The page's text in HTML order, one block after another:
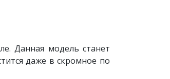
Данная модель станет
даже в скромное по